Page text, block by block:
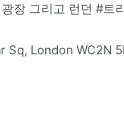
장 그리고 런던 #트
Sq, London WC2N